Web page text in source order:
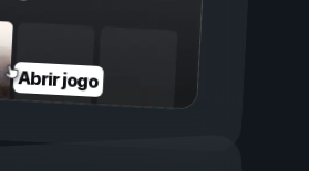
Abrir jogo